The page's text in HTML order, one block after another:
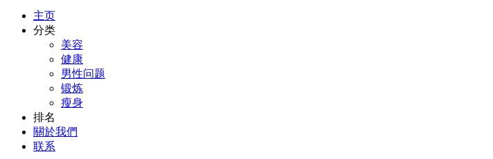
主页
分类
美容
健康
男性问题
锻炼
瘦身
排名
關於我們
联系